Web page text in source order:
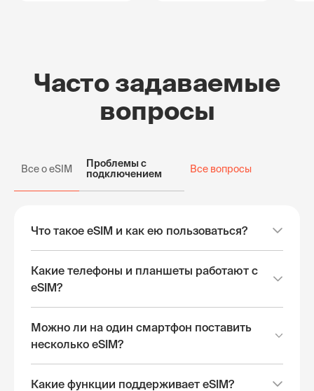
Часто задаваемые
вопросы
Все о eSIM
Проблемы с
подключением
Все вопросы
Что такое eSIM и как ею пользоваться?
Какие телефоны и планшеты работают с
eSIM?
Можно ли на один смартфон поставить
несколько eSIM?
Какие функции поддерживает eSIM?